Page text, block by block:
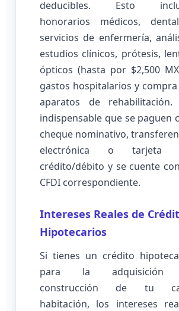
deducibles. Esto
honorarios médicos,
servicios de enfermería,
estudios clínicos, prótesis,
ópticos (hasta por $2,500
gastos hospitalarios y
aparatos de rehabilitación.
indispensable que se paguen
cheque nominativo,
electrónica o tarjeta
crédito/débito y se cuente
CFDI correspondiente.
Intereses Reales de
Hipotecarios
Si tienes un crédito
para la
construcción de tu
habitación, los intereses